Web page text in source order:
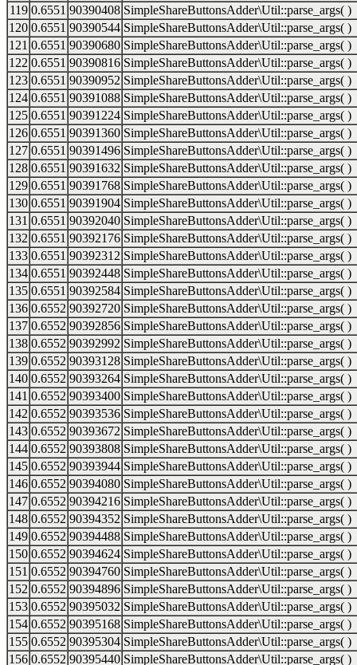
119 0.6551 90390408 SimpleShareButtonsAdder\Util::parse_args( )
120 0.6551 90390544 SimpleShareButtonsAdder\Util::parse_args( )
121 0.6551 90390680 SimpleShareButtonsAdder\Util::parse_args( )
122 0.6551 90390816 SimpleShareButtonsAdder\Util::parse_args( )
123 0.6551 90390952 SimpleShareButtonsAdder\Util::parse_args( )
124 0.6551 90391088 SimpleShareButtonsAdder\Util::parse_args( )
125 0.6551 90391224 SimpleShareButtonsAdder\Util::parse_args( )
126 0.6551 90391360 SimpleShareButtonsAdder\Util::parse_args( )
127 0.6551 90391496 SimpleShareButtonsAdder\Util::parse_args( )
128 0.6551 90391632 SimpleShareButtonsAdder\Util::parse_args( )
129 0.6551 90391768 SimpleShareButtonsAdder\Util::parse_args( )
130 0.6551 90391904 SimpleShareButtonsAdder\Util::parse_args( )
131 0.6551 90392040 SimpleShareButtonsAdder\Util::parse_args( )
132 0.6551 90392176 SimpleShareButtonsAdder\Util::parse_args( )
133 0.6551 90392312 SimpleShareButtonsAdder\Util::parse_args( )
134 0.6551 90392448 SimpleShareButtonsAdder\Util::parse_args( )
135 0.6551 90392584 SimpleShareButtonsAdder\Util::parse_args( )
136 0.6552 90392720 SimpleShareButtonsAdder\Util::parse_args( )
137 0.6552 90392856 SimpleShareButtonsAdder\Util::parse_args( )
138 0.6552 90392992 SimpleShareButtonsAdder\Util::parse_args( )
139 0.6552 90393128 SimpleShareButtonsAdder\Util::parse_args( )
140 0.6552 90393264 SimpleShareButtonsAdder\Util::parse_args( )
141 0.6552 90393400 SimpleShareButtonsAdder\Util::parse_args( )
142 0.6552 90393536 SimpleShareButtonsAdder\Util::parse_args( )
143 0.6552 90393672 SimpleShareButtonsAdder\Util::parse_args( )
144 0.6552 90393808 SimpleShareButtonsAdder\Util::parse_args( )
145 0.6552 90393944 SimpleShareButtonsAdder\Util::parse_args( )
146 0.6552 90394080 SimpleShareButtonsAdder\Util::parse_args( )
147 0.6552 90394216 SimpleShareButtonsAdder\Util::parse_args( )
148 0.6552 90394352 SimpleShareButtonsAdder\Util::parse_args( )
149 0.6552 90394488 SimpleShareButtonsAdder\Util::parse_args( )
150 0.6552 90394624 SimpleShareButtonsAdder\Util::parse_args( )
151 0.6552 90394760 SimpleShareButtonsAdder\Util::parse_args( )
152 0.6552 90394896 SimpleShareButtonsAdder\Util::parse_args( )
153 0.6552 90395032 SimpleShareButtonsAdder\Util::parse_args( )
154 0.6552 90395168 SimpleShareButtonsAdder\Util::parse_args( )
155 0.6552 90395304 SimpleShareButtonsAdder\Util::parse_args( )
156 0.6552 90395440 SimpleShareButtonsAdder\Util::parse_args( )